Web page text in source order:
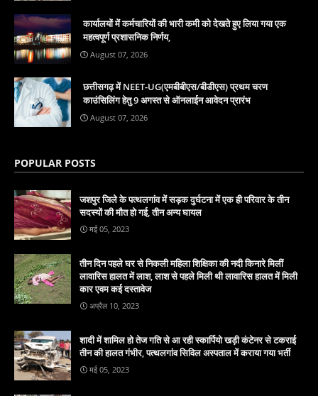
कार्यालयों में कर्मचारियों की भारी कमी को देखते हुए लिया गया एक
महत्वपूर्ण प्रशासनिक निर्णय,
August 07, 2026
छत्तीसगढ़ में NEET-UG(एमबीबीएस/बीडीएस) प्रथम चरण
काउंसिलिंग हेतु 9 अगस्त से ऑनलाईन आवेदन प्रारंभ
August 07, 2026
POPULAR POSTS
जशपुर जिले के पत्थलगांव में सड़क दुर्घटना में एक ही परिवार के तीन
सदस्यों की मौत हो गई, तीन अन्य घायल
मई 05, 2023
तीन दिन पहले घर से निकली महिला शिक्षिका की नदी किनारे मिलीं
लावारिस हालत में लाश, लाश से पहले मिली थी लावारिस हालत में मिली
कार एवम कई दस्तावेज
अप्रैल 10, 2023
शादी में शामिल हो तेज गति से आ रही स्कार्पियो खड़ी कंटेनर से टकराई
तीन की हालत गंभीर, पत्थलगांव सिविल अस्पताल में कराया गया भर्ती
मई 05, 2023